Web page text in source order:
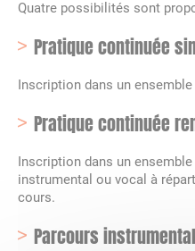
Quatre possibilités sont
Pratique continuée
Inscription dans un
Pratique continuée
Inscription dans un
instrumental ou vocal à
cours.
Parcours